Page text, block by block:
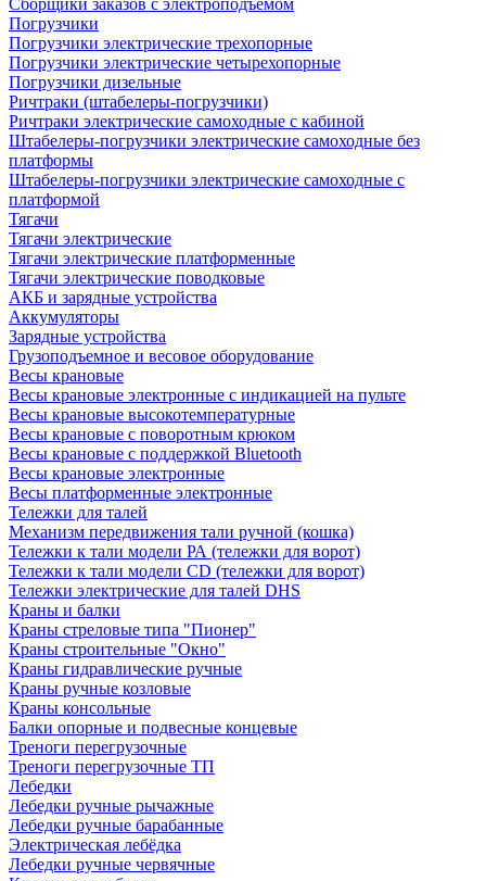
Сборщики заказов с электроподъемом
Погрузчики
Погрузчики электрические трехопорные
Погрузчики электрические четырехопорные
Погрузчики дизельные
Ричтраки (штабелеры-погрузчики)
Ричтраки электрические самоходные с кабиной
Штабелеры-погрузчики электрические самоходные без
платформы
Штабелеры-погрузчики электрические самоходные с
платформой
Тягачи
Тягачи электрические
Тягачи электрические платформенные
Тягачи электрические поводковые
АКБ и зарядные устройства
Аккумуляторы
Зарядные устройства
Грузоподъемное и весовое оборудование
Весы крановые
Весы крановые электронные с индикацией на пульте
Весы крановые высокотемпературные
Весы крановые с поворотным крюком
Весы крановые с поддержкой Bluetooth
Весы крановые электронные
Весы платформенные электронные
Тележки для талей
Механизм передвижения тали ручной (кошка)
Тележки к тали модели РА (тележки для ворот)
Тележки к тали модели CD (тележки для ворот)
Тележки электрические для талей DHS
Краны и балки
Краны стреловые типа "Пионер"
Краны строительные "Окно"
Краны гидравлические ручные
Краны ручные козловые
Краны консольные
Балки опорные и подвесные концевые
Треноги перегрузочные
Треноги перегрузочные ТП
Лебедки
Лебедки ручные рычажные
Лебедки ручные барабанные
Электрическая лебёдка
Лебедки ручные червячные